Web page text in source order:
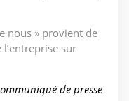
nous » provient de
sur
de presse